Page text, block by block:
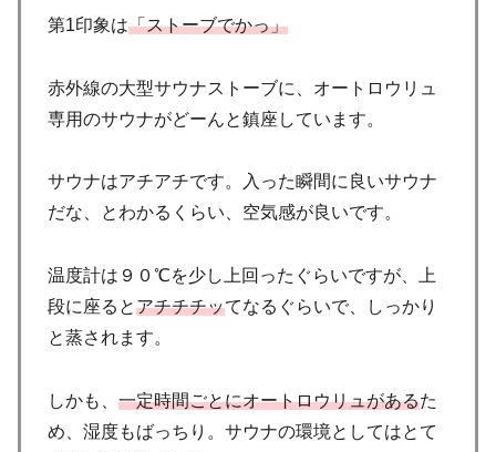
第1印象は「ストーブでかっ」
赤外線の大型サウナストーブに、オートロウリュ
専用のサウナがどーんと鎮座しています。
サウナはアチアチです。入った瞬間に良いサウナ
だな、とわかるくらい、空気感が良いです。
温度計は９０℃を少し上回ったぐらいですが、上
段に座るとアチチチッてなるぐらいで、しっかり
と蒸されます。
しかも、 一定時間ごとにオートロウリュがあるた
め、湿度もばっちり。サウナの環境としてはとて